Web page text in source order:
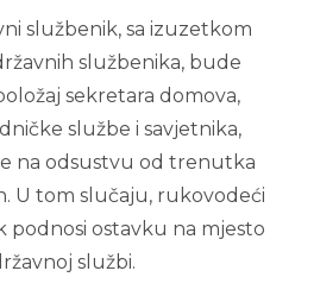
službenik, sa izuzetkom
službenika, bude
sekretara domova,
službe i savjetnika,
na odsustvu od trenutka
U tom slučaju, rukovodeći
podnosi ostavku na mjesto
službi.